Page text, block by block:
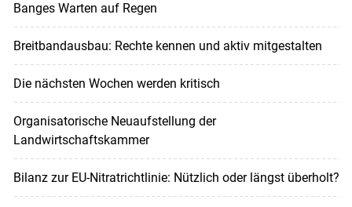
Banges Warten auf Regen
Breitbandausbau: Rechte kennen und aktiv mitgestalten
Die nächsten Wochen werden kritisch
Organisatorische Neuaufstellung der
Landwirtschaftskammer
Bilanz zur EU-Nitratrichtlinie: Nützlich oder längst überholt?